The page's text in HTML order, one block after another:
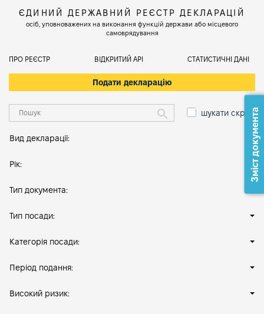
ЄДИНИЙ ДЕРЖАВНИЙ РЕЄСТР ДЕКЛАРАЦІЙ
осіб, уповноважених на виконання функцій держави або місцевого
самоврядування
ПРО РЕЄСТР ВІДКРИТИЙ АРІ СТАТИСТИЧНІ ДАНІ
Подати декларацію
шукати скрізь
Вид декларації:
Рік:
Тип документа:
Тип посади:
Категорія посади:
Період подання:
Високий ризик:
Зміст документа